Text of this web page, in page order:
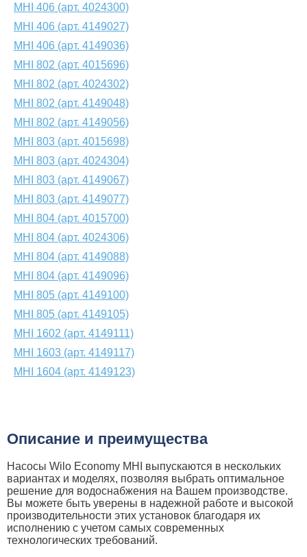
MHI 406 (арт. 4024300)
MHI 406 (арт. 4149027)
MHI 406 (арт. 4149036)
MHI 802 (арт. 4015696)
MHI 802 (арт. 4024302)
MHI 802 (арт. 4149048)
MHI 802 (арт. 4149056)
MHI 803 (арт. 4015698)
MHI 803 (арт. 4024304)
MHI 803 (арт. 4149067)
MHI 803 (арт. 4149077)
MHI 804 (арт. 4015700)
MHI 804 (арт. 4024306)
MHI 804 (арт. 4149088)
MHI 804 (арт. 4149096)
MHI 805 (арт. 4149100)
MHI 805 (арт. 4149105)
MHI 1602 (арт. 4149111)
MHI 1603 (арт. 4149117)
MHI 1604 (арт. 4149123)
Описание и преимущества
Насосы Wilo Economy MHI выпускаются в нескольких
вариантах и моделях, позволяя выбрать оптимальное
решение для водоснабжения на Вашем производстве.
Вы можете быть уверены в надежной работе и высокой
производительности этих установок благодаря их
исполнению с учетом самых современных
технологических требований.